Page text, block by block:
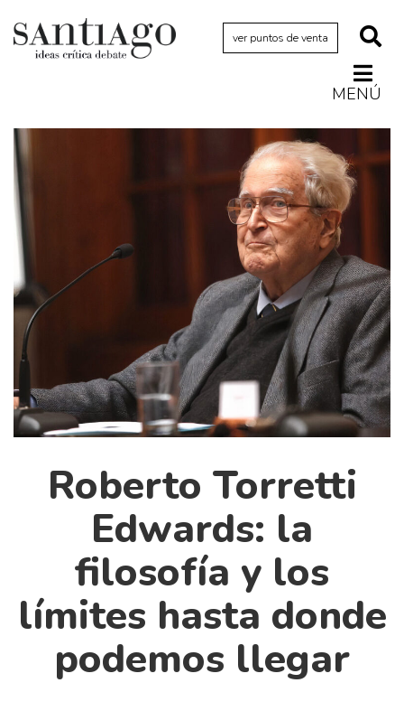
ver puntos de venta
MENÚ
Actualidad
Archivo Cenfoto-UDP
Arquetipos de situación
Artes visuales
Ciencia
Cine y televisión
Ciudad
Cómics
Críticas
Cultura
Diccionario portátil de la literatura chilena
Fragmentos
Historia material de los libros
Lagunas mentales
Libros usados
Roberto Torretti
Edwards: la
filosofía y los
límites hasta donde
podemos llegar